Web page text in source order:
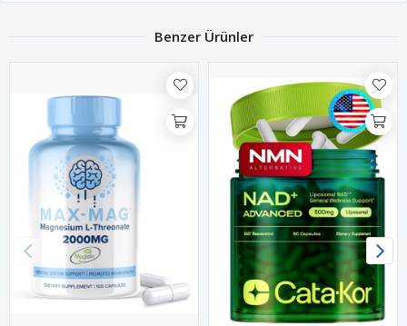
Benzer Ürünler